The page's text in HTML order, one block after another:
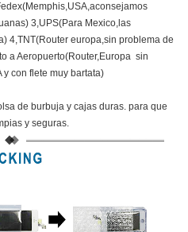
3,UPS(Para Mexico,las
4,TNT(Router europa,sin problema de
a Aeropuerto(Router,Europa sin
con flete muy bartata)
de burbuja y cajas duras. para que
y seguras.